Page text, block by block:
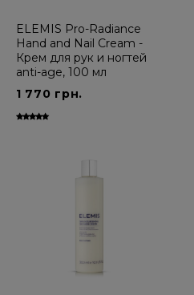
ELEMIS Pro-Radiance
Hand and Nail Cream -
Крем для рук и ногтей
anti-age, 100 мл
1 770 грн.